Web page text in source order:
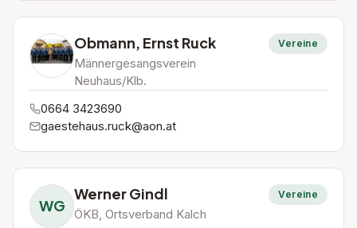
Obmann, Ernst Ruck
Männergesangsverein
Neuhaus/Klb.
Vereine
0664 3423690
gaestehaus.ruck@aon.at
WG
Werner Gindl
ÖKB, Ortsverband Kalch
Vereine